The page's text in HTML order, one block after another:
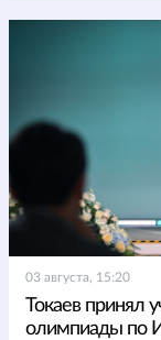
03 августа, 15:20
Токаев принял
олимпиады по